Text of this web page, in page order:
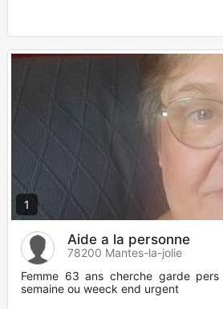
1
Aide a la personne
78200 Mantes-la-jolie
Femme 63 ans cherche garde
semaine ou weeck end urgent